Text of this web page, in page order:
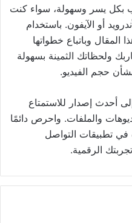
بكل يسر وسهولة، سواء كنت
أو الآيفون. باستخدام
وباتباع خطواتها
ولحظاتك الثمينة بسهولة
حجم الفيديو.
أحدث إصدار للاستمتاع
والملفات. واحرص دائمًا
في تطبيقات التواصل
الرقمية.